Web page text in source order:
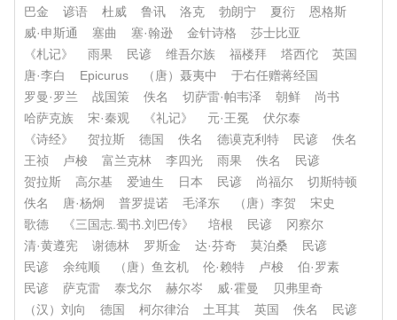
巴金
谚语 杜威 鲁讯 洛克 勃朗宁 夏衍
恩格斯
威·申斯通
塞曲 塞·翰逊 金针诗格
莎士比亚
《札记》
雨果 民谚 维吾尔族 福楼拜 塔西佗
英国
唐·李白
Epicurus （唐）聂夷中
于右任赠蒋经国
罗曼·罗兰
战国策 佚名 切萨雷·帕韦泽 朝鲜
尚书
哈萨克族
宋·秦观 《礼记》 元·王冕
伏尔泰
《诗经》
贺拉斯 德国 佚名 德谟克利特 民谚
佚名
王祯
卢梭 富兰克林 李四光 雨果 佚名
民谚
贺拉斯
高尔基 爱迪生 日本 民谚 尚福尔
切斯特顿
佚名
唐·杨炯 普罗提诺 毛泽东 （唐）李贺
宋史
歌德
《三国志.蜀书.刘巴传》 培根 民谚
冈察尔
清·黄遵宪
谢德林 罗斯金 达·芬奇 莫泊桑
民谚
民谚
余纯顺 （唐）鱼玄机 伦·赖特 卢梭
伯·罗素
民谚
萨克雷 泰戈尔 赫尔岑 威·霍曼
贝弗里奇
（汉）刘向
德国 柯尔律治 土耳其 英国 佚名
民谚